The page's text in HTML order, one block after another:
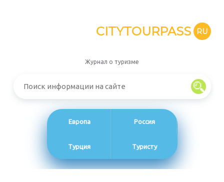
CITYTOURPASS RU
Журнал о туризме
Европа Россия
Турция Туристу